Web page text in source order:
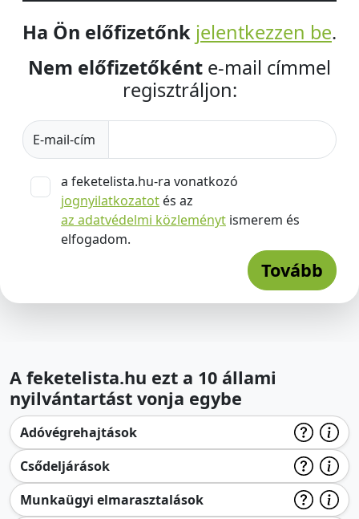
Ha Ön előfizetőnk jelentkezzen be.
Nem előfizetőként e-mail címmel
regisztráljon:
E-mail-cím
a feketelista.hu-ra vonatkozó
jognyilatkozatot és az
az adatvédelmi közleményt ismerem és
elfogadom.
Tovább
A feketelista.hu ezt a 10 állami
nyilvántartást vonja egybe
Adóvégrehajtások
Csődeljárások
Munkaügyi elmarasztalások